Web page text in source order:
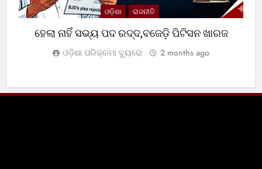
ଓଡ଼ିଶା ରାଜନୀତି
ହେଲା ନାହିଁ ସଭ୍ୟ ପଦ ରଦ୍ଦ,ବଜେଡ଼ି ପିଟିସନ ଖାରଜ
ଓଡ଼ିଶା ପରିକ୍ରମା ବ୍ୟୁରୋ 2 months ago